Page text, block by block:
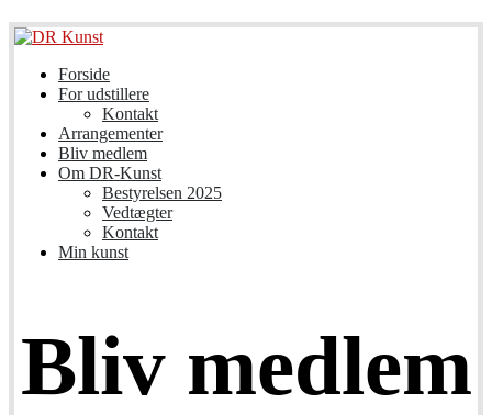
Forside
For udstillere
Kontakt
Arrangementer
Bliv medlem
Om DR-Kunst
Bestyrelsen 2025
Vedtægter
Kontakt
Min kunst
Bliv medlem